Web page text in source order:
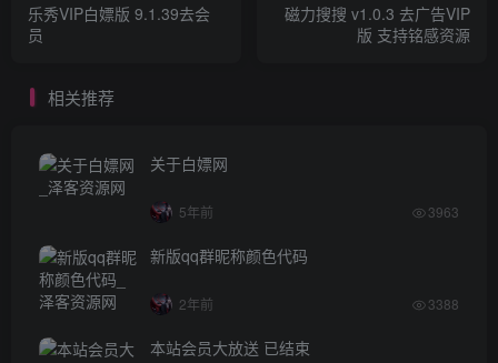
乐秀VIP白嫖版 9.1.39去会
员
磁力搜搜 v1.0.3 去广告VIP
版 支持铭感资源
相关推荐
关于白嫖网
5年前 3963
新版qq群昵称颜色代码
2年前 3388
本站会员大放送 已结束